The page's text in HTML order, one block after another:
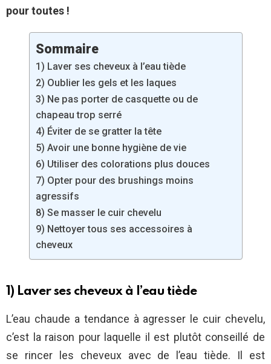
pour toutes !
Sommaire
1) Laver ses cheveux à l’eau tiède
2) Oublier les gels et les laques
3) Ne pas porter de casquette ou de
chapeau trop serré
4) Éviter de se gratter la tête
5) Avoir une bonne hygiène de vie
6) Utiliser des colorations plus douces
7) Opter pour des brushings moins
agressifs
8) Se masser le cuir chevelu
9) Nettoyer tous ses accessoires à
cheveux
1) Laver ses cheveux à l’eau tiède
L’eau chaude a tendance à agresser le cuir chevelu,
c’est la raison pour laquelle il est plutôt conseillé de
se rincer les cheveux avec de l’eau tiède. Il est